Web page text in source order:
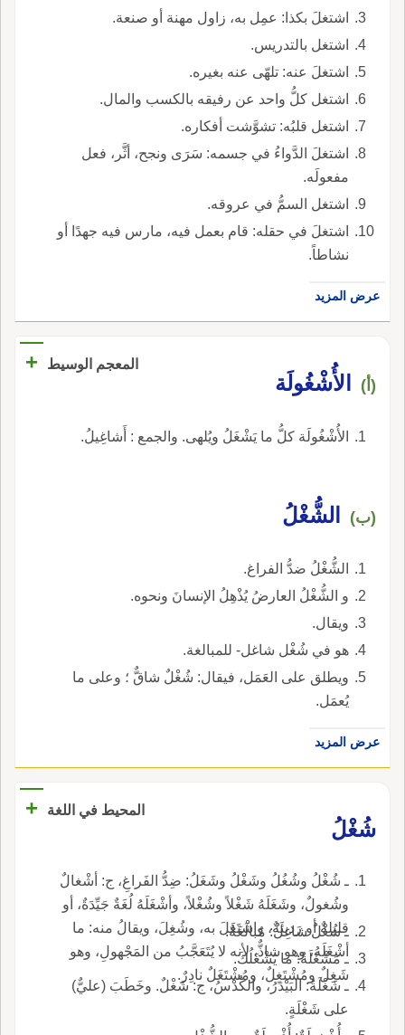
اشتغلَ بكذا: عمِل به، زاول مهنة أو صنعة.
اشتغل بالتدريس.
اشتغلَ عنه: تلهّى عنه بغيره.
اشتغل كلُّ واحد عن رفيقه بالكسب والمال.
اشتغل قلبُه: تشوَّشت أفكاره.
اشتغلَ الدَّواءُ في جسمه: سَرَى ونجح، أثَّر، فعل
مفعولَه.
اشتغل السمُّ في عروقه.
اشتغلَ في حقله: قام بعمل فيه، مارس فيه جهدًا أو
نشاطاً.
عرض المزيد
المعجم الوسيط +
(أ) الأُشْغُولَة
الأُشْغُولَة كلُّ ما يَشْغَلُ ويُلهى. والجمع : أَشاغِيلُ.
(ب) الشُّغْلُ
الشُّغْلُ ضدُّ الفراغ.
و الشُّغْلُ العارضُ يُذْهِلُ الإنسانَ ونحوه.
ويقال.
هو في شُغْل شاغل- للمبالغة.
ويطلق على العَمَل، فيقال: شُغْلٌ شاقٌّ ؛ وعلى ما
يُعمَل.
عرض المزيد
المحيط في اللغة
+
شُغْلُ
ـ شُغْلُ وشُغُلُ وشَغْلُ وشَغَلُ: ضِدُّ الفَراغِ، ج: أشْغالٌ
وشُغولٌ، وشَغَلَهُ شَغْلاً وشُغْلاً، وأشْغَلَهُ لُغَةٌ جَيِّدَةٌ، أو
قليلةٌ أو رَديئَةٌ، واشْتَغَلَ به، وشُغِلَ، ويقالُ منه: ما
أشْغَلَهُ، وهو شاذٌّ، لأنه لا يُتَعَجَّبُ من المَجْهولِ، وهو
شَغِلٌ ومُشْتَغِلٌ، ومُشْتَغَلٌ نادِرٌ.
ـ شُغْلٌ شاغِلٌ: مُبالَغَةٌ.
ـ مَشْغَلَةٌ: ما يَشْغَلُكَ.
ـ شَغْلَةُ: البَيْدَرُ، والكُدْسُ، ج: شَغْلٌ. وخَطَبَ (عليٌّ)
على شَغْلَةٍ.